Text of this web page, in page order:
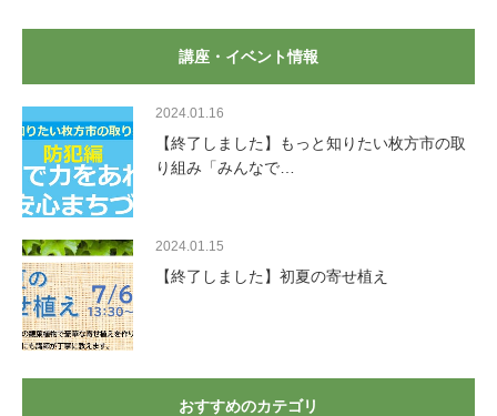
講座・イベント情報
2024.01.16
【終了しました】もっと知りたい枚方市の取
り組み「みんなで…
2024.01.15
【終了しました】初夏の寄せ植え
おすすめのカテゴリ